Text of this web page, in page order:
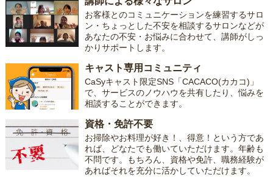
お客様とのコミュニケーションを練習するサロ
ン・ちょっとした不安を相談するサロンなどが
あなたの不安・お悩みに合わせて、講師がしっ
かりサポートします。
キャスト専用コミュニティ
CaSyキャスト限定SNS「CACACO(カカコ)」
で、サービスのノウハウを共有したり、悩みを
相談することができます。
資格・免許不要
お掃除やお料理が好き！、得意！という方であ
れば、どなたでも働いていただけます。年齢も
不問です。もちろん、資格や免許、職務経験が
あればそれを充分に活かしていただけます。